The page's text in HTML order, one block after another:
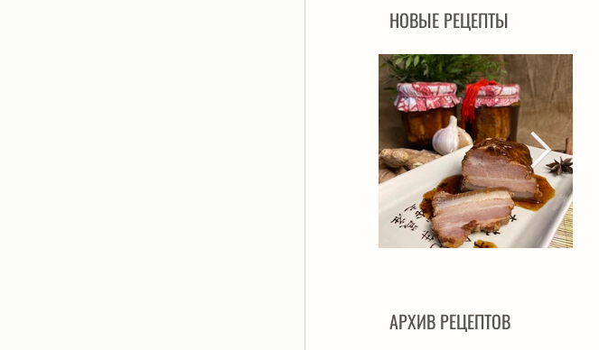
НОВЫЕ РЕЦЕПТЫ
соусе
АРХИВ РЕЦЕПТОВ